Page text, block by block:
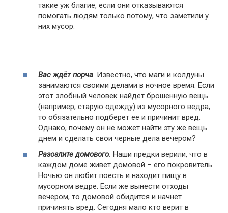
такие уж благие, если они отказываются
помогать людям только потому, что заметили у
них мусор.
Вас ждёт порча . Известно, что маги и колдуны
занимаются своими делами в ночное время. Если
этот злобный человек найдет брошенную вещь
(например, старую одежду) из мусорного ведра,
то обязательно подберет ее и причинит вред.
Однако, почему он не может найти эту же вещь
днем и сделать свои черные дела вечером?
Разозлите домового. Наши предки верили, что в
каждом доме живет домовой – его покровитель.
Ночью он любит поесть и находит пищу в
мусорном ведре. Если же вынести отходы
вечером, то домовой обидится и начнет
причинять вред. Сегодня мало кто верит в